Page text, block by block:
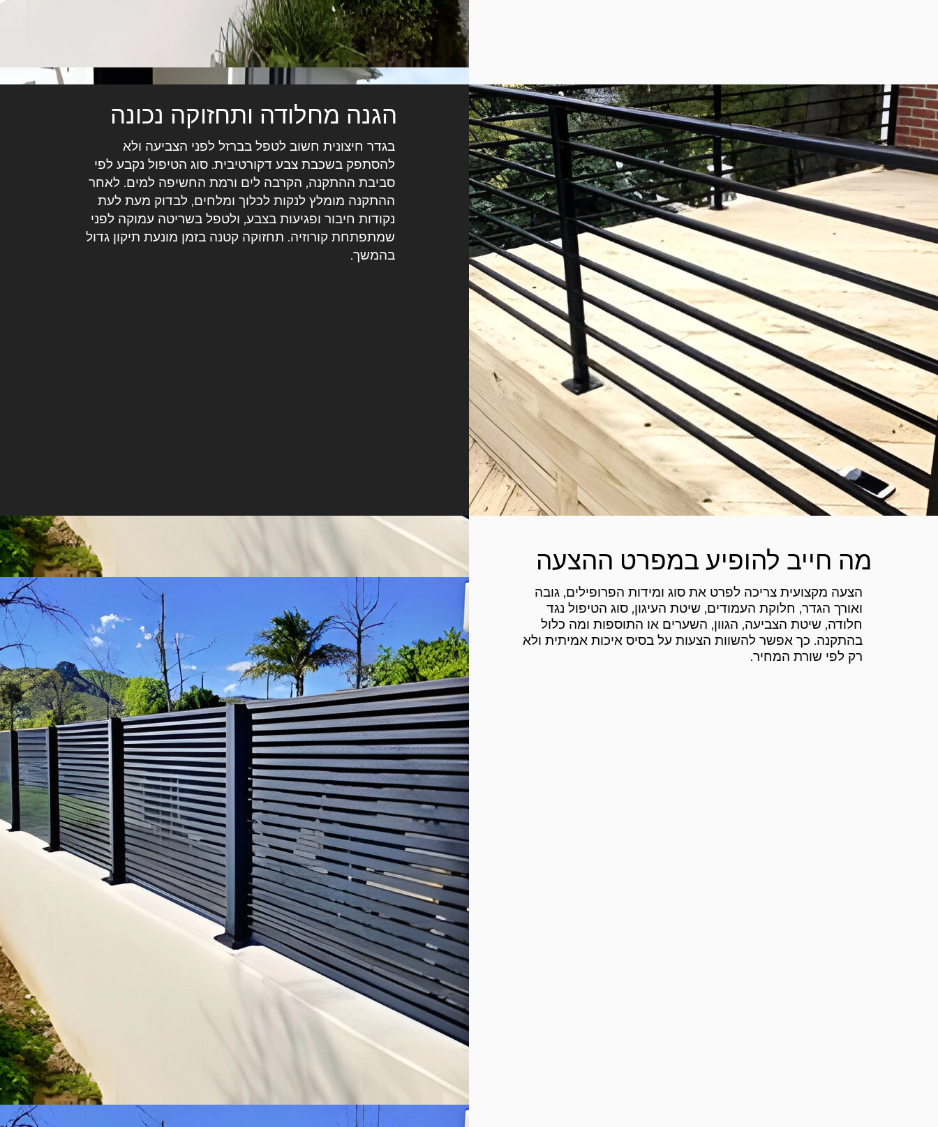
הגנה מחלודה ותחזוקה נכונה
בגדר חיצונית חשוב לטפל בברזל לפני הצביעה ולא
להסתפק בשכבת צבע דקורטיבית. סוג הטיפול נקבע לפי
סביבת ההתקנה, הקרבה לים ורמת החשיפה למים. לאחר
ההתקנה מומלץ לנקות לכלוך ומלחים, לבדוק מעת לעת
נקודות חיבור ופגיעות בצבע, ולטפל בשריטה עמוקה לפני
שמתפתחת קורוזיה. תחזוקה קטנה בזמן מונעת תיקון גדול
בהמשך.
מה חייב להופיע במפרט ההצעה
הצעה מקצועית צריכה לפרט את סוג ומידות הפרופילים, גובה
ואורך הגדר, חלוקת העמודים, שיטת העיגון, סוג הטיפול נגד
חלודה, שיטת הצביעה, הגוון, השערים או התוספות ומה כלול
בהתקנה. כך אפשר להשוות הצעות על בסיס איכות אמיתית ולא
רק לפי שורת המחיר.